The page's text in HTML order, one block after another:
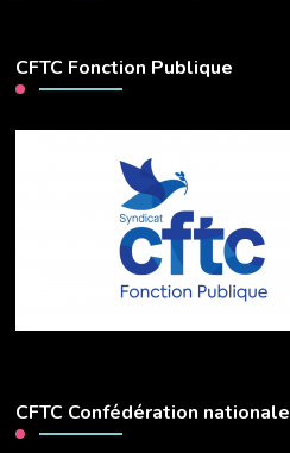
CFTC Fonction Publique
CFTC Confédération nationale